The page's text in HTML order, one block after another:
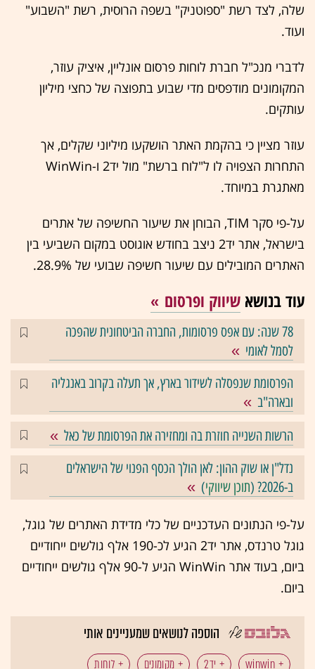
שלה, לצד רשת "ספוטניק" בשפה הרוסית, רשת "השבוע"
ועוד.
לדברי מנכ"ל חברת לוחות פרסום אונליין, איציק עוזר,
המקומונים מודפסים מדי שבוע בתפוצה של כחצי מיליון
עותקים.
עוזר מציין כי בהקמת האתר הושקעו מיליוני שקלים, אך
התחרות הצפויה לו ל"לוח ברשת" מול יד2 ו-WinWin
מאתגרת במיוחד.
על-פי סקר TIM, הבוחן את שיעור החשיפה של אתרים
בישראל, אתר יד2 ניצב בחודש אוגוסט במקום השביעי בין
האתרים המובילים עם שיעור חשיפה שבועי של 28.9%.
עוד בנושא שיווק ופרסום
78 שנה: עם אפס פרסומות, החברה הביטחונית שהפכה
לסמל לאומי
הפרסומת שנפסלה לשידור בארץ, אך תעלה בקרוב באנגליה
ובארה"ב
הרשות השנייה חוזרת בה ומחזירה את הפרסומת של כאל
נדל"ן או שוק ההון: לאן הולך הכסף הפנוי של הישראלים
ב-2026? (
תוכן שיווקי)
על-פי הנתונים העדכניים של כלי מדידת האתרים של גוגל,
גוגל טרנדס, אתר יד2 הגיע לכ-190 אלף גולשים ייחודיים
ביום, בעוד אתר WinWin הגיע ל-90 אלף גולשים ייחודיים
ביום.
הוספה לנושאים שמעניינים אותי
winwin יד2 מקומונים לוחות